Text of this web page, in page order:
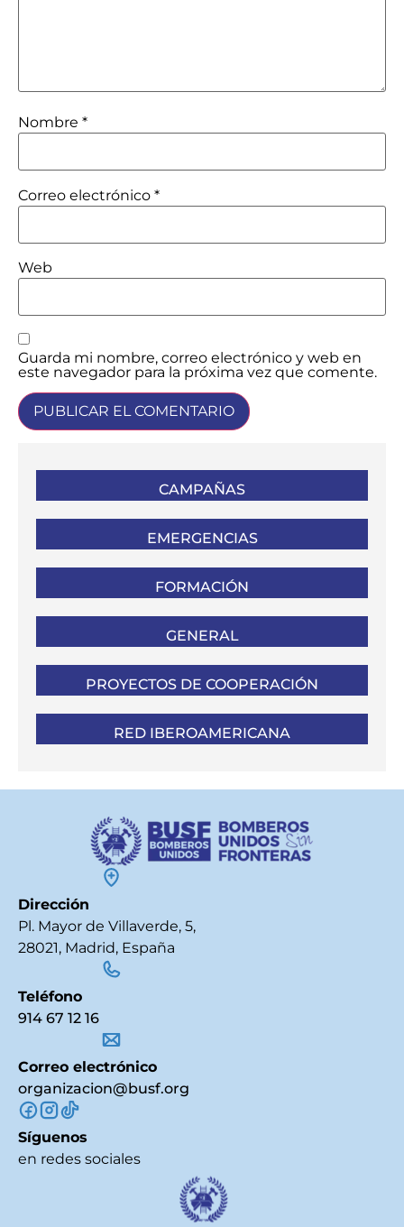
Nombre *
Correo electrónico *
Web
Guarda mi nombre, correo electrónico y web en
este navegador para la próxima vez que comente.
CAMPAÑAS
EMERGENCIAS
FORMACIÓN
GENERAL
PROYECTOS DE COOPERACIÓN
RED IBEROAMERICANA
Dirección
Pl. Mayor de Villaverde, 5,
28021, Madrid, España
Teléfono
914 67 12 16
Correo electrónico
organizacion@busf.org
Síguenos
en redes sociales